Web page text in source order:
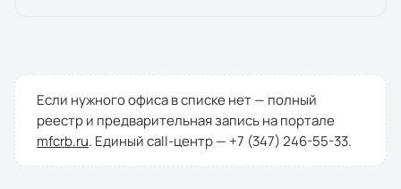
Если нужного офиса в списке нет — полный
реестр и предварительная запись на портале
mfcrb.ru. Единый call-центр — +7 (347) 246-55-33.